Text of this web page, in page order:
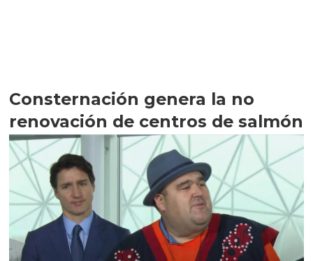
Consternación genera la no
renovación de centros de salmón